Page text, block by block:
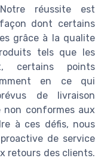
réussite est
dont certains
grâce à la qualite
tels que les
certains points
en ce qui
de livraison
non conformes aux
à ces défis, nous
de service
retours des clients.